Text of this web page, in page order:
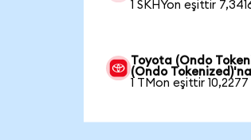
1 SKHYon eşittir
Toyota (Ondo
(Ondo Tokenized)'na
1 TMon eşittir 10,2277